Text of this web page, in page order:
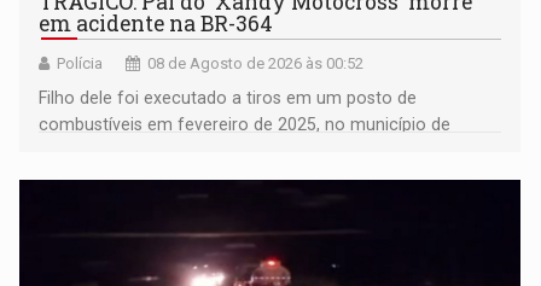
em acidente na BR-364
Polícia 08 de Agosto de 2026 às 00:52
Filho dele foi executado a tiros em um posto de
combustíveis em fevereiro de 2025, no município de